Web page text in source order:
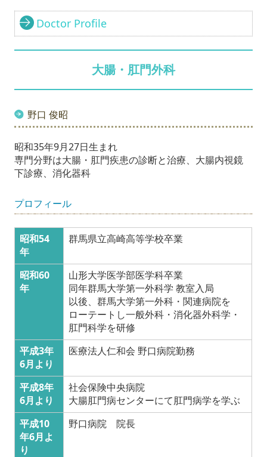
Doctor Profile
大腸・肛門外科
野口 俊昭
昭和35年9月27日生まれ
専門分野は大腸・肛門疾患の診断と治療、大腸内視鏡
下診療、消化器科
プロフィール
昭和54
年
群馬県立高崎高等学校卒業
昭和60
年
山形大学医学部医学科卒業
同年群馬大学第一外科学 教室入局
以後、群馬大学第一外科・関連病院を
ローテートし一般外科・消化器外科学・
肛門科学を研修
平成3年
6月より
医療法人仁和会 野口病院勤務
平成8年
6月より
社会保険中央病院
大腸肛門病センターにて肛門病学を学ぶ
平成10
年6月よ
り
野口病院 院長